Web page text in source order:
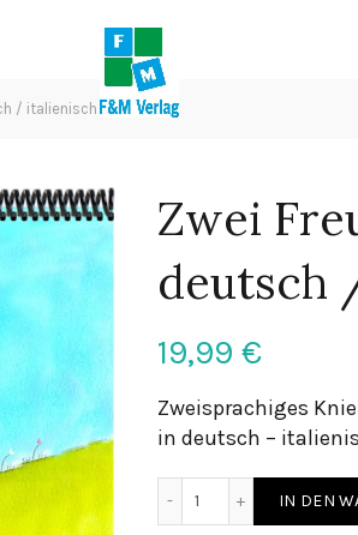
/ italienisch
Zwei
deutsch
19,99 €
Zweisprachiges
in deutsch –
Zwei Freunde -
IN DEN